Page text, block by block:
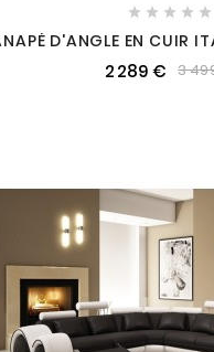
    
D'ANGLE EN CUIR
EXCELIA, COULEUR
DROIT
2 289 € 3